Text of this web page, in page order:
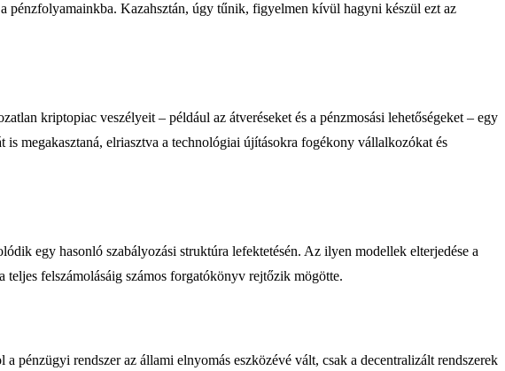
pénzfolyamainkba. Kazahsztán, úgy tűnik, figyelmen kívül hagyni készül ezt az
kriptopiac veszélyeit – például az átveréseket és a pénzmosási lehetőségeket – egy
megakasztaná, elriasztva a technológiai újításokra fogékony vállalkozókat és
egy hasonló szabályozási struktúra lefektetésén. Az ilyen modellek elterjedése a
felszámolásáig számos forgatókönyv rejtőzik mögötte.
pénzügyi rendszer az állami elnyomás eszközévé vált, csak a decentralizált rendszerek